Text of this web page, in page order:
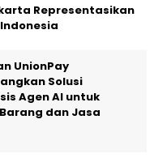
Representasikan
UnionPay
Solusi
Agen AI untuk
dan Jasa